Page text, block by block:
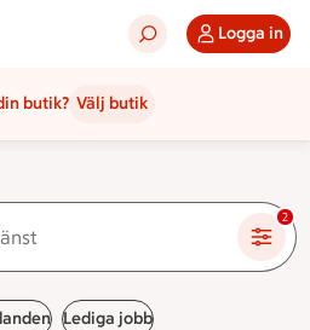
Logga in
butik? Välj butik
2
Lediga jobb